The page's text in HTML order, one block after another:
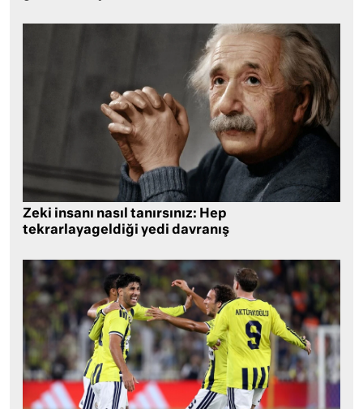
Zeki insanı nasıl tanırsınız: Hep
tekrarlayageldiği yedi davranış